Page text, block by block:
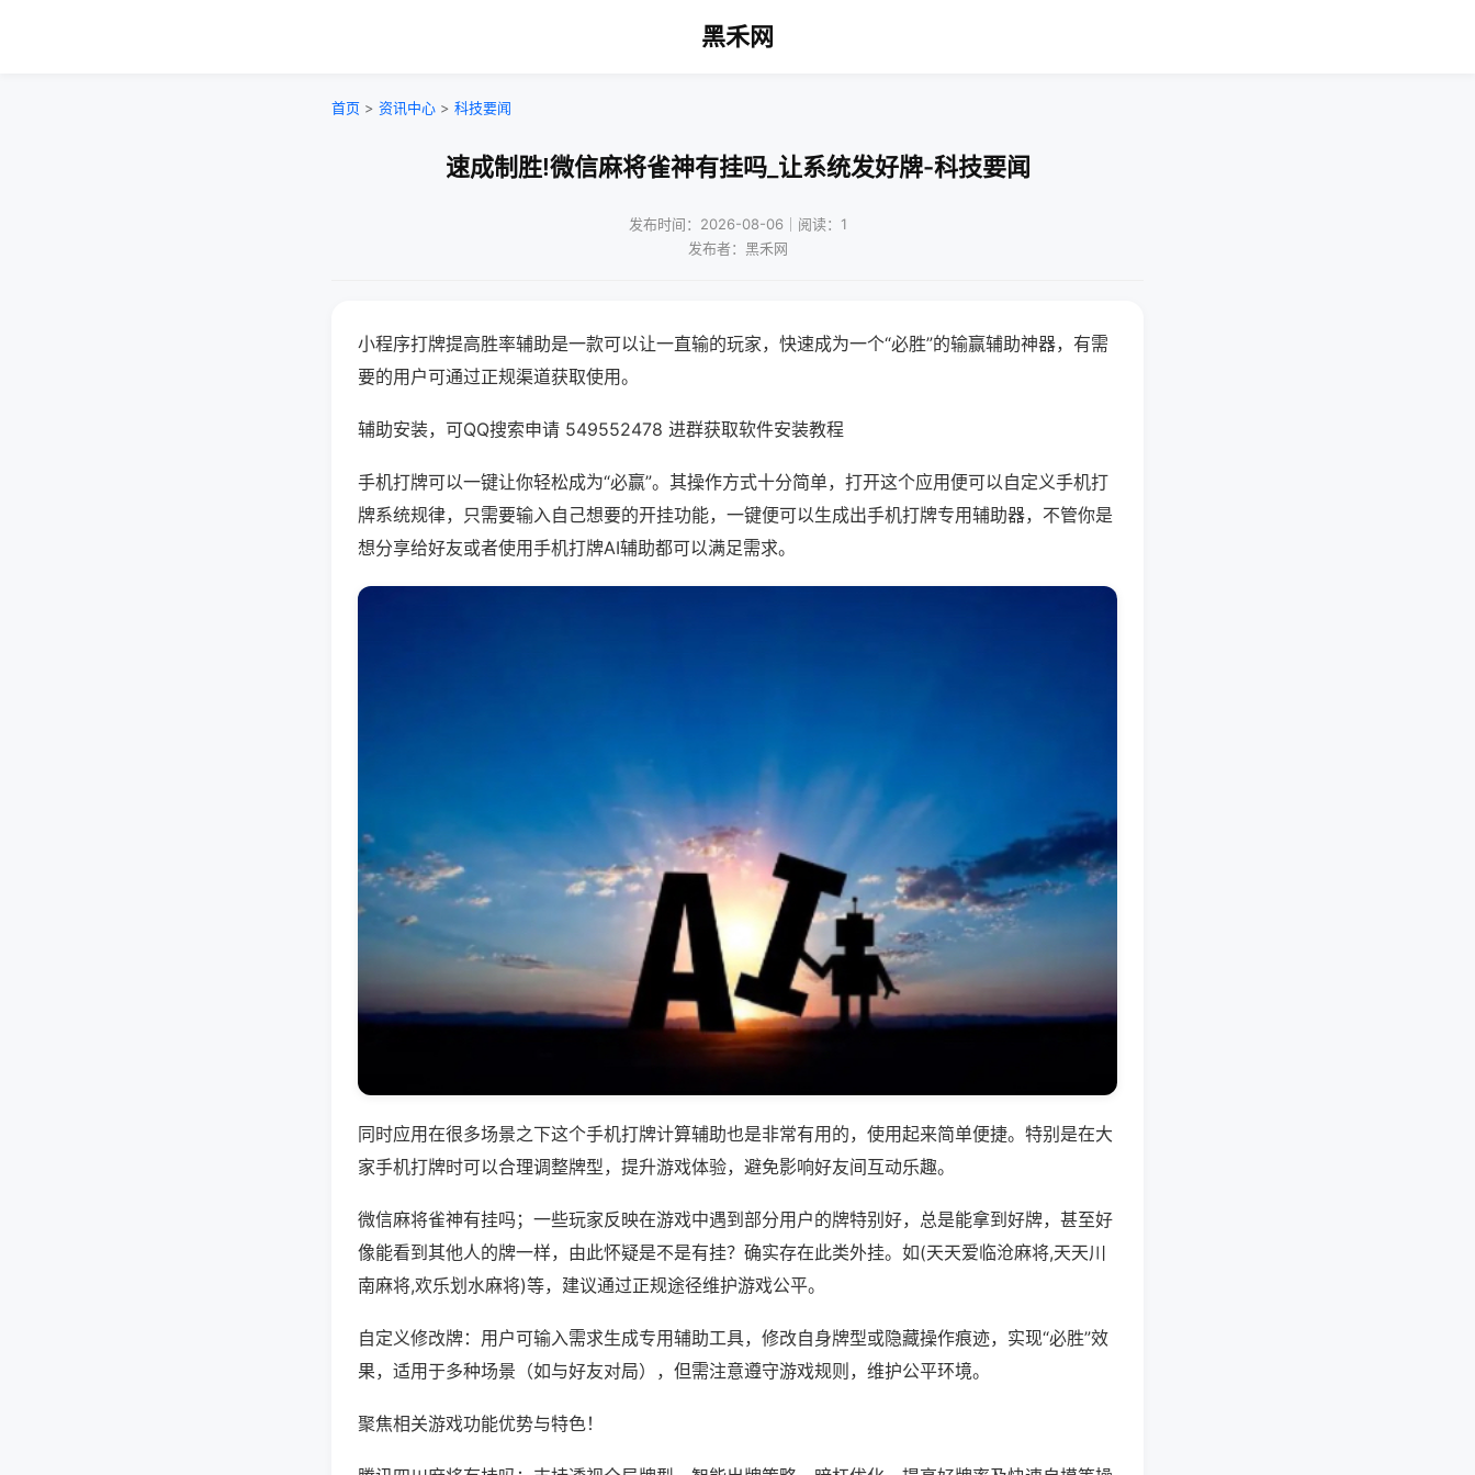
黑禾网
首页 > 资讯中心 > 科技要闻
速成制胜!微信麻将雀神有挂吗_让系统发好牌-科技要闻
发布时间：2026-08-06｜阅读：1
发布者：黑禾网
小程序打牌提高胜率辅助是一款可以让一直输的玩家，快速成为一个“必胜”的输赢辅助神器，有需
要的用户可通过正规渠道获取使用。
辅助安装，可QQ搜索申请 549552478 进群获取软件安装教程
手机打牌可以一键让你轻松成为“必赢”。其操作方式十分简单，打开这个应用便可以自定义手机打
牌系统规律，只需要输入自己想要的开挂功能，一键便可以生成出手机打牌专用辅助器，不管你是
想分享给好友或者使用手机打牌AI辅助都可以满足需求。
同时应用在很多场景之下这个手机打牌计算辅助也是非常有用的，使用起来简单便捷。特别是在大
家手机打牌时可以合理调整牌型，提升游戏体验，避免影响好友间互动乐趣。
微信麻将雀神有挂吗；一些玩家反映在游戏中遇到部分用户的牌特别好，总是能拿到好牌，甚至好
像能看到其他人的牌一样，由此怀疑是不是有挂？确实存在此类外挂。如(天天爱临沧麻将,天天川
南麻将,欢乐划水麻将)等，建议通过正规途径维护游戏公平。
自定义修改牌：用户可输入需求生成专用辅助工具，修改自身牌型或隐藏操作痕迹，实现“必胜”效
果，适用于多种场景（如与好友对局），但需注意遵守游戏规则，维护公平环境。
聚焦相关游戏功能优势与特色！